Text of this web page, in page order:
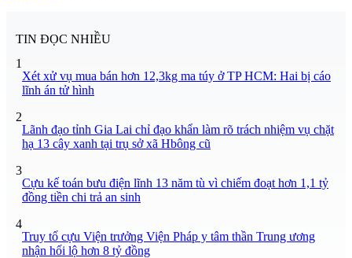
TIN ĐỌC NHIỀU
1
Xét xử vụ mua bán hơn 12,3kg ma túy ở TP HCM: Hai bị cáo
lĩnh án tử hình
2
Lãnh đạo tỉnh Gia Lai chỉ đạo khẩn làm rõ trách nhiệm vụ chặt
hạ 13 cây xanh tại trụ sở xã Hbông cũ
3
Cựu kế toán bưu điện lĩnh 13 năm tù vì chiếm đoạt hơn 1,1 tỷ
đồng tiền chi trả an sinh
4
Truy tố cựu Viện trưởng Viện Pháp y tâm thần Trung ương
nhận hối lộ hơn 8 tỷ đồng